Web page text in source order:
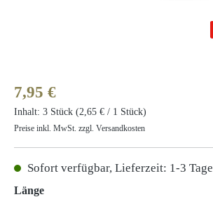
Regulärer Preis:
7,95 €
Inhalt: 3 Stück (2,65 € / 1 Stück)
Preise inkl. MwSt. zzgl. Versandkosten
Sofort verfügbar, Lieferzeit: 1-3 Tage
Längeauswählen